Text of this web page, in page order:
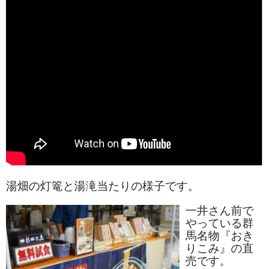
湯畑の灯篭と湯滝当たりの様子です。
一井さん前で
やっている群
馬名物『おき
りこみ』の直
売です。